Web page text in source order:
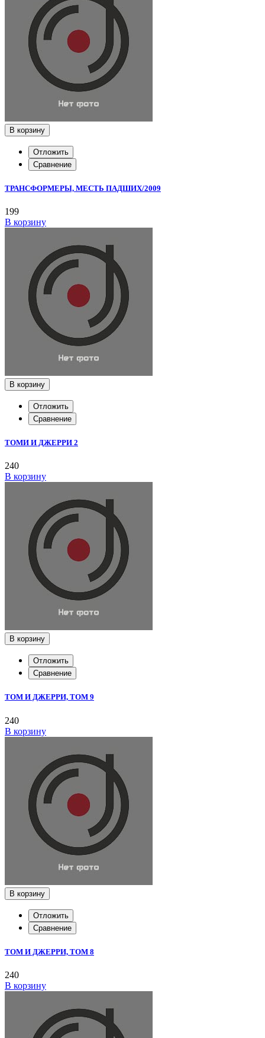
В корзину
Отложить
Сравнение
ТРАНСФОРМЕРЫ, МЕСТЬ ПАДШИХ/2009
199
В корзину
В корзину
Отложить
Сравнение
ТОМИ И ДЖЕРРИ 2
240
В корзину
В корзину
Отложить
Сравнение
ТОМ И ДЖЕРРИ, ТОМ 9
240
В корзину
В корзину
Отложить
Сравнение
ТОМ И ДЖЕРРИ, ТОМ 8
240
В корзину